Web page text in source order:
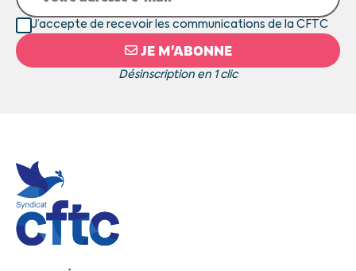
JE M’ABONNE
Désinscription en 1 clic
J’accepte de recevoir les communications de la CFTC